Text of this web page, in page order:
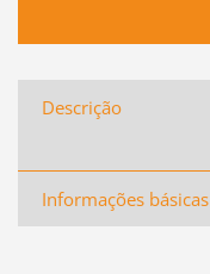
Descrição
Informações básicas